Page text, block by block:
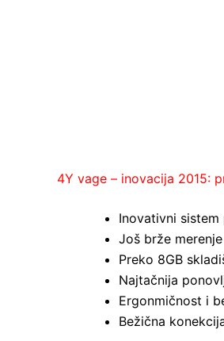
4Y vage – inovacija 2015:
Inovativni
Još brže merenje
Preko 8GB
Najtačnija
Ergonmičnost i
Bežična